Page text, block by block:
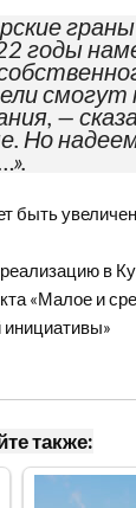
годы
смогут
—
Но
быть
в
«Малое и
также: